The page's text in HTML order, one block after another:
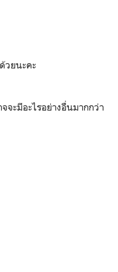
วยนะคะ
จะมีอะไรอย่างอื่นมากกว่า